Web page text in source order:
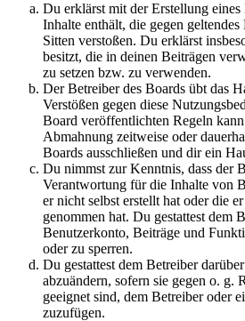
Du erklärst mit der Erstellung eines
Inhalte enthält, die gegen
Sitten verstoßen. Du erklärst
besitzt, die in deinen Beiträgen
zu setzen bzw. zu verwenden.
Der Betreiber des Boards übt das
Verstößen gegen diese
Board veröffentlichten Regeln
Abmahnung zeitweise oder
Boards ausschließen und dir ein
Du nimmst zur Kenntnis, dass der
Verantwortung für die Inhalte von
er nicht selbst erstellt hat oder die
genommen hat. Du gestattest dem
Benutzerkonto, Beiträge und
oder zu sperren.
Du gestattest dem Betreiber
abzuändern, sofern sie gegen o. g.
geeignet sind, dem Betreiber oder
zuzufügen.